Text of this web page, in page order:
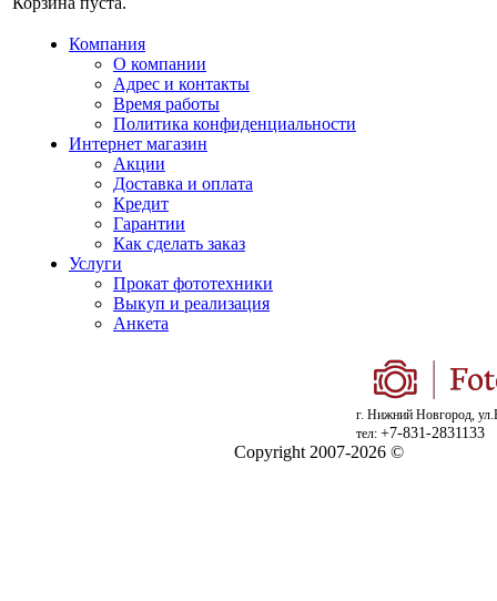
Компания
О компании
Адрес и контакты
Время работы
Политика конфиденциальности
Интернет магазин
Акции
Доставка и оплата
Кредит
Гарантии
Как сделать заказ
Услуги
Прокат фототехники
Выкуп и реализация
Анкета
г. Нижний Новгород,
тел: +7-831-2831133
Copyright 2007-2026 ©